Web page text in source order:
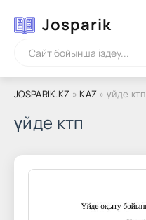
Josparik
JOSPARIK.KZ » KAZ » үйде ктп
үйде ктп